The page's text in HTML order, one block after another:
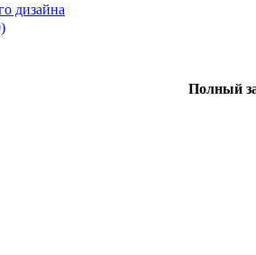
дизайна
Полный